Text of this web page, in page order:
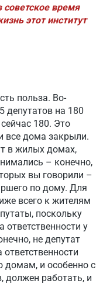
время
этот институт
польза. Во-
депутатов на 180
180. Это
все дома закрыли.
в жилых домах,
– конечно,
вы говорили –
по дому. Для
всего к жителям
поскольку
ответственности у
не депутат
домам, и особенно с
должен работать, и